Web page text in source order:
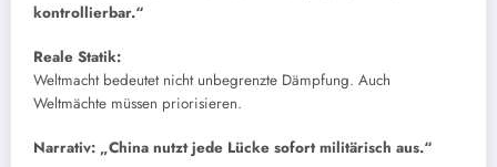
kontrollierbar.“
Reale Statik:
Weltmacht bedeutet nicht unbegrenzte Dämpfung. Auch
Weltmächte müssen priorisieren.
Narrativ: „China nutzt jede Lücke sofort militärisch aus.“